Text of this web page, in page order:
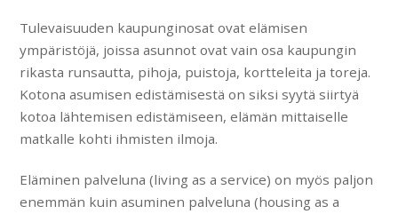
Tulevaisuuden kaupunginosat ovat elämisen
ympäristöjä, joissa asunnot ovat vain osa kaupungin
rikasta runsautta, pihoja, puistoja, kortteleita ja toreja.
Kotona asumisen edistämisestä on siksi syytä siirtyä
kotoa lähtemisen edistämiseen, elämän mittaiselle
matkalle kohti ihmisten ilmoja.
Eläminen palveluna (living as a service) on myös paljon
enemmän kuin asuminen palveluna (housing as a